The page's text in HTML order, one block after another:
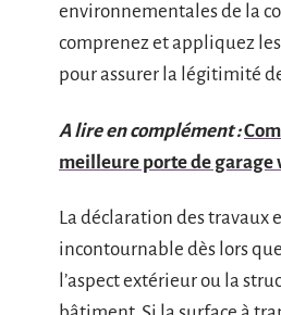
environnementales de la
comprenez et appliquez
pour assurer la légitimité
A lire en complément :
meilleure porte de garage
La déclaration des travaux
incontournable dès lors
l’aspect extérieur ou la